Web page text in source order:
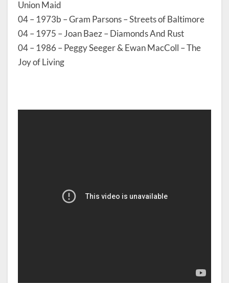
Union Maid
04 – 1973b – Gram Parsons – Streets of Baltimore
04 – 1975 – Joan Baez – Diamonds And Rust
04 – 1986 – Peggy Seeger & Ewan MacColl – The
Joy of Living